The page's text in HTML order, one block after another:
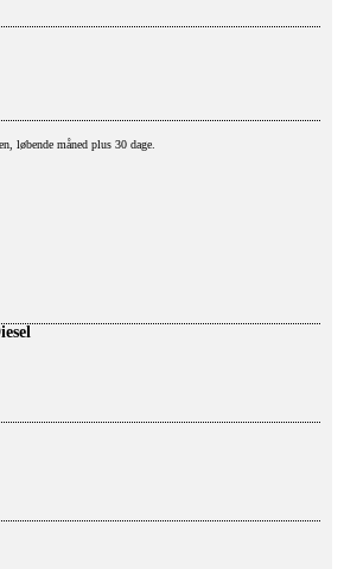
løbende måned plus 30 dage.